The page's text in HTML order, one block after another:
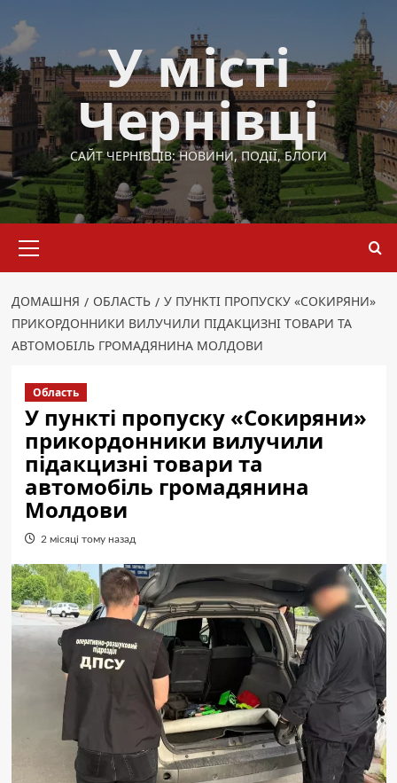
до
вмісту
У місті
Чернівці
САЙТ ЧЕРНІВЦІВ: НОВИНИ, ПОДІЇ, БЛОГИ
меню
ДОМАШНЯ ОБЛАСТЬ
У ПУНКТІ ПРОПУСКУ «СОКИРЯНИ»
ПРИКОРДОННИКИ ВИЛУЧИЛИ ПІДАКЦИЗНІ ТОВАРИ ТА
АВТОМОБІЛЬ ГРОМАДЯНИНА МОЛДОВИ
Область
У пункті пропуску «Сокиряни»
прикордонники вилучили
підакцизні товари та
автомобіль громадянина
Молдови
2 місяці тому назад